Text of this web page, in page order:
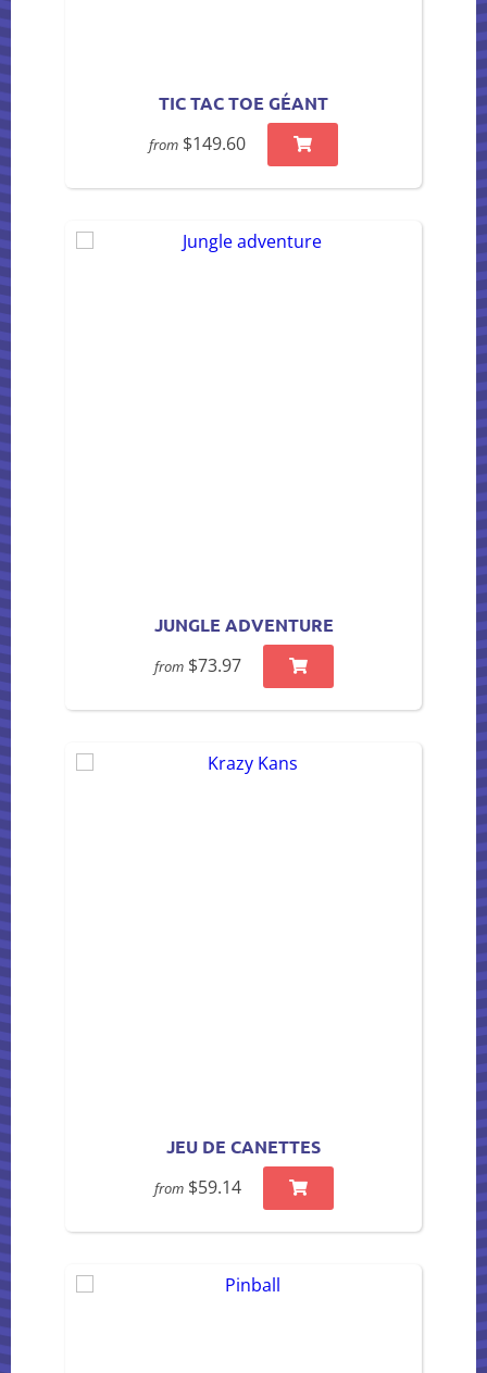
TIC TAC TOE GÉANT
from $149.60
JUNGLE ADVENTURE
from $73.97
JEU DE CANETTES
from $59.14